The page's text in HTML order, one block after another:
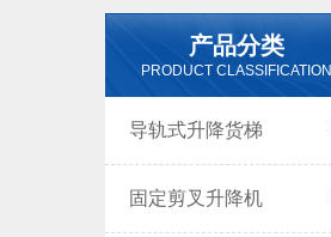
产品分类
PRODUCT CLASSIFICATION
导轨式升降货梯
固定剪叉升降机